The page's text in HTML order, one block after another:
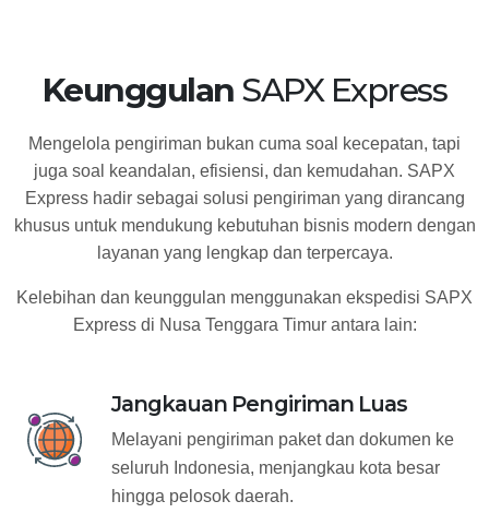
Keunggulan SAPX Express
Mengelola pengiriman bukan cuma soal kecepatan, tapi
juga soal keandalan, efisiensi, dan kemudahan. SAPX
Express hadir sebagai solusi pengiriman yang dirancang
khusus untuk mendukung kebutuhan bisnis modern dengan
layanan yang lengkap dan terpercaya.
Kelebihan dan keunggulan menggunakan ekspedisi SAPX
Express di Nusa Tenggara Timur antara lain:
Jangkauan Pengiriman Luas
Melayani pengiriman paket dan dokumen ke
seluruh Indonesia, menjangkau kota besar
hingga pelosok daerah.